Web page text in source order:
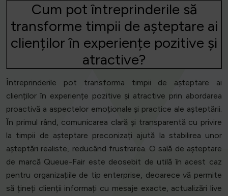
Cum pot întreprinderile să
transforme timpii de așteptare ai
clienților în experiențe pozitive și
atractive?
Întreprinderile pot transforma timpii de așteptare ai
clienților în experiențe pozitive și atractive prin abordarea
proactivă a aspectelor emoționale și practice ale așteptării.
În primul rând, comunicarea clară și transparentă cu privire
la timpii de așteptare preconizați ajută la stabilirea unor
așteptări realiste, reducând frustrarea. O sală de așteptare
de marcă Queue-Fair este deosebit de utilă în acest caz
pentru organizațiile de tip enterprise, deoarece vă permite
să țineți clienții informați cu mesaje exacte, actualizări live